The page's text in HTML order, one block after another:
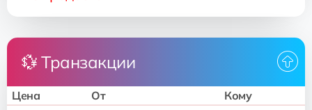
💱 Транзакции
Цена От Кому